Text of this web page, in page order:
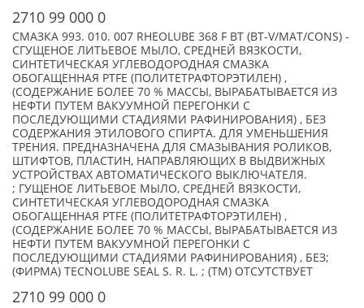
2710 99 000 0
СМАЗКА 993. 010. 007 RHEOLUBE 368 F BT (BT-V/MAT/CONS) -
СГУЩЕНОЕ ЛИТЬЕВОЕ МЫЛО, СРЕДНЕЙ ВЯЗКОСТИ,
СИНТЕТИЧЕСКАЯ УГЛЕВОДОРОДНАЯ СМАЗКА
ОБОГАЩЕННАЯ PTFE (ПОЛИТЕТРАФТОРЭТИЛЕН) ,
(СОДЕРЖАНИЕ БОЛЕЕ 70 % МАССЫ, ВЫРАБАТЫВАЕТСЯ ИЗ
НЕФТИ ПУТЕМ ВАКУУМНОЙ ПЕРЕГОНКИ С
ПОСЛЕДУЮЩИМИ СТАДИЯМИ РАФИНИРОВАНИЯ) , БЕЗ
СОДЕРЖАНИЯ ЭТИЛОВОГО СПИРТА. ДЛЯ УМЕНЬШЕНИЯ
ТРЕНИЯ. ПРЕДНАЗНАЧЕНА ДЛЯ СМАЗЫВАНИЯ РОЛИКОВ,
ШТИФТОВ, ПЛАСТИН, НАПРАВЛЯЮЩИХ В ВЫДВИЖНЫХ
УСТРОЙСТВАХ АВТОМАТИЧЕСКОГО ВЫКЛЮЧАТЕЛЯ.
; ГУЩЕНОЕ ЛИТЬЕВОЕ МЫЛО, СРЕДНЕЙ ВЯЗКОСТИ,
СИНТЕТИЧЕСКАЯ УГЛЕВОДОРОДНАЯ СМАЗКА
ОБОГАЩЕННАЯ PTFE (ПОЛИТЕТРАФТОРЭТИЛЕН) ,
(СОДЕРЖАНИЕ БОЛЕЕ 70 % МАССЫ, ВЫРАБАТЫВАЕТСЯ ИЗ
НЕФТИ ПУТЕМ ВАКУУМНОЙ ПЕРЕГОНКИ С
ПОСЛЕДУЮЩИМИ СТАДИЯМИ РАФИНИРОВАНИЯ) , БЕЗ;
(ФИРМА) TECNOLUBE SEAL S. R. L. ; (TM) ОТСУТСТВУЕТ
2710 99 000 0